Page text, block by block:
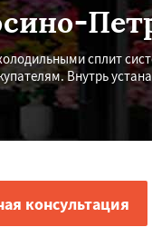
сплит
Внутрь